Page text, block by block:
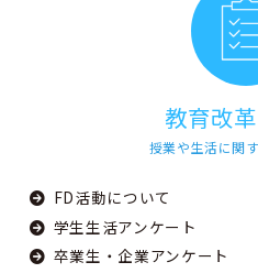
教育改
授業や生活に関
FD活動について
学生生活アンケート
卒業生・企業アンケート